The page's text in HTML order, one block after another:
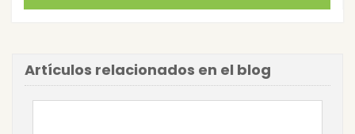
Artículos relacionados en el blog